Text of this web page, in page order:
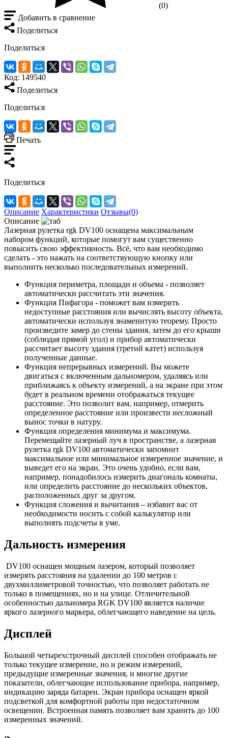
(0)
Добавить в сравнение
Поделиться
Поделиться
Код: 149540
Поделиться
Поделиться
Печать
Поделиться
Описание Характеристики Отзывы(0)
Описание
Лазерная рулетка rgk DV100 оснащена максимальным
набором функций, которые помогут вам существенно
повысить свою эффективность. Всё, что вам необходимо
сделать - это нажать на соответствующую кнопку или
выполнить несколько последовательных измерений.
Функция периметра, площади и объема - позволяет
автоматически рассчитать эти значения.
Функция Пифагора - поможет вам измерить
недоступные расстояния или вычислять высоту объекта,
автоматически используя знаменитую теорему. Просто
произведите замер до стены здания, затем до его крыши
(соблюдая прямой угол) и прибор автоматически
рассчитает высоту здания (третий катет) используя
полученные данные.
Функция непрерывных измерений. Вы можете
двигаться с включенным дальномером, удаляясь или
приближаясь к объекту измерений, а на экране при этом
будет в реальном времени отображаться текущее
расстояние. Это позволит вам, например, отмерить
определенное расстояние или произвести несложный
вынос точки в натуру.
Функция определения минимума и максимума.
Перемещайте лазерный луч в пространстве, а лазерная
рулетка rgk DV100 автоматически запомнит
максимальное или минимальное измеренное значение, и
выведет его на экран. Это очень удобно, если вам,
например, понадобилось измерить диагональ комнаты,
или определить расстояние до нескольких объектов,
расположенных друг за другом.
Функция сложения и вычитания – избавит вас от
необходимости носить с собой калькулятор или
выполнять подсчеты в уме.
Дальность измерения
DV100 оснащен мощным лазером, который позволяет
измерять расстояния на удалении до 100 метров с
двухмиллиметровой точностью, что позволяет работать не
только в помещениях, но и на улице. Отличительной
особенностью дальномера RGK DV100 является наличие
яркого лазерного маркера, облегчающего наведение на цель.
Дисплей
Большой четырехстрочный дисплей способен отображать не
только текущее измерение, но и режим измерений,
предыдущие измеренные значения, и многие другие
показатели, облегчающие использование прибора, например,
индикацию заряда батареи. Экран прибора оснащен яркой
подсветкой для комфортной работы при недостаточном
освещении. Встроенная память позволяет вам хранить до 100
измеренных значений.